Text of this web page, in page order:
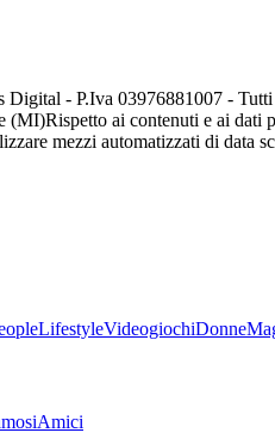
Digital - P.Iva 03976881007 -
(MI)Rispetto ai contenuti e ai dati
mezzi automatizzati di data
LifestyleVideogiochiDonne
Amici